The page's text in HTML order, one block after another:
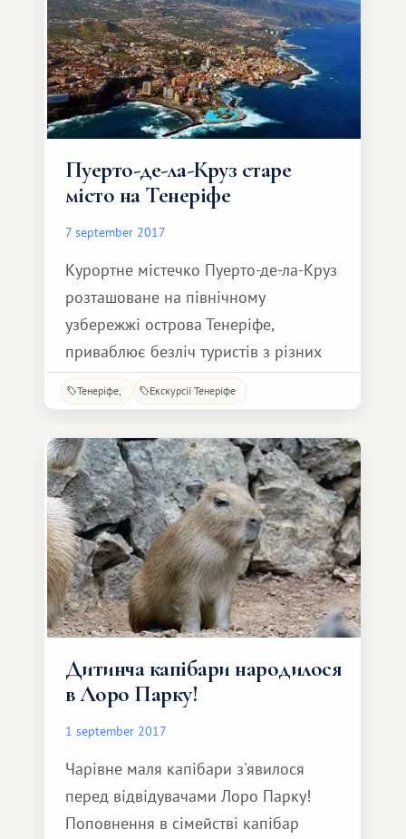
в самому серці старих гір
Пуерто-де-ла-Круз старе
місто на Тенеріфе
7 september 2017
Курортне містечко Пуерто-де-ла-Круз
розташоване на північному
узбережжі острова Тенеріфе,
приваблює безліч туристів з різних
куточків світу не тільки своєю
історією та пам'ятками, але й своїм
унікальним м'яким кліматом і
багатим рослинним світом. Пуерто-
де-ла-Круз був спочатку невелике
рибальське село (відомий як Пуерто-д
Тенеріфе Екскурсії Тенеріфе
Дитинча капібари народилося
в Лоро Парку!
1 september 2017
Чарівне маля капібари з'явилося
перед відвідувачами Лоро Парку!
Поповнення в сімействі капібар